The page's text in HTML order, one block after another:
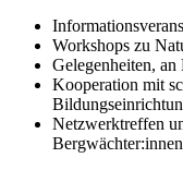
Workshops zu
Gelegenheiten,
Kooperation mit
Netzwerktreffen
Bergwächter:innen